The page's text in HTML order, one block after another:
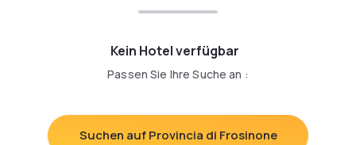
Kein Hotel verfügbar
Passen Sie Ihre Suche an :
Suchen auf Provincia di Frosinone